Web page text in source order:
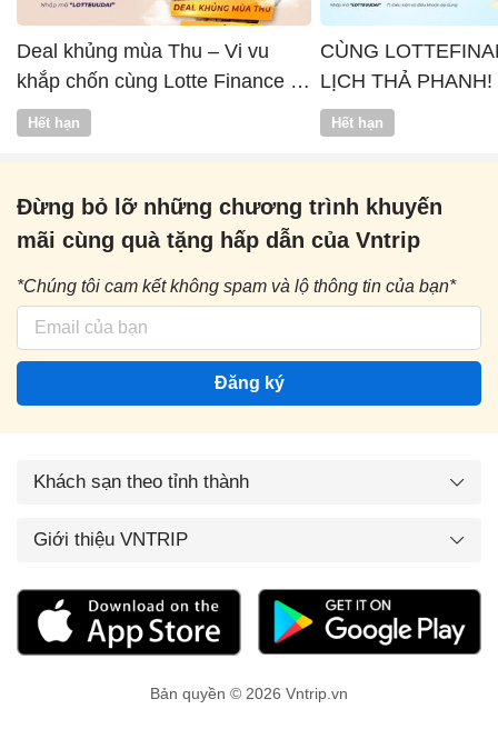
Deal khủng mùa Thu – Vi vu
khắp chốn cùng Lotte Finance x
Vntrip
Hết hạn
CÙNG
LỊCH THẢ PHANH!
Hết hạn
Đừng bỏ lỡ những chương trình khuyến
mãi cùng quà tặng hấp dẫn của Vntrip
*Chúng tôi cam kết không spam và lộ thông tin của bạn*
Đăng ký
Khách sạn theo tỉnh thành
Giới thiệu VNTRIP
Bản quyền © 2026 Vntrip.vn